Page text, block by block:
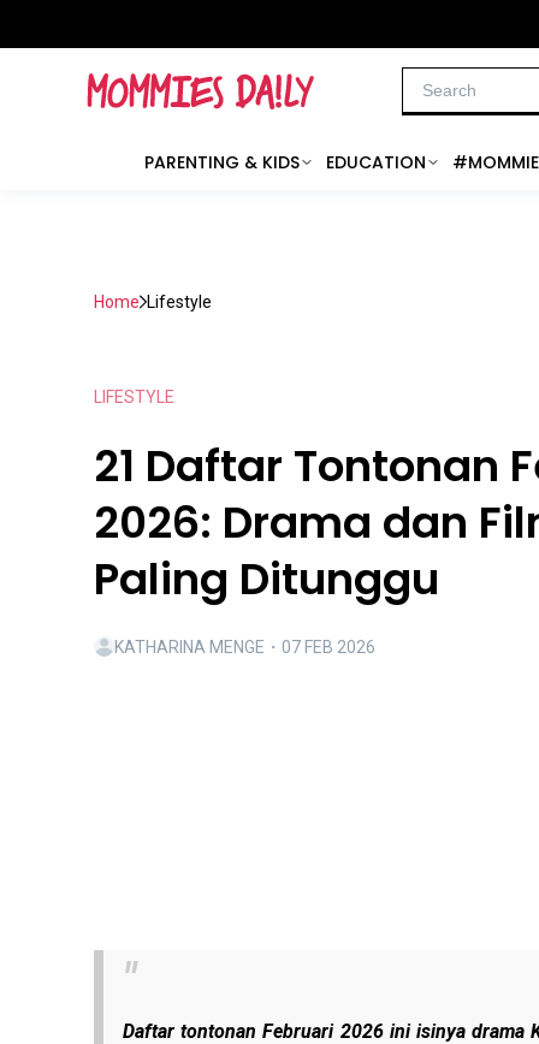
PARENTING & KIDS EDUCATION
Home Lifestyle
LIFESTYLE
21 Daftar Tontonan
2026: Drama dan
Paling Ditunggu
KATHARINA MENGE ・ 07 FEB 2026
Daftar tontonan Februari 2026 ini isinya drama